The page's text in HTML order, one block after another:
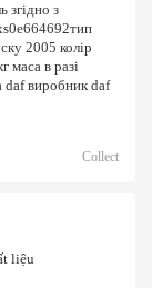
згідно з
2005 колір
маса в разі
daf виробник daf
Collect
liệu